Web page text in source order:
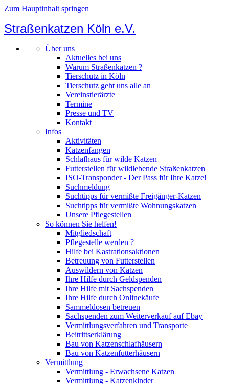
Zum Hauptinhalt springen
Straßenkatzen Köln e.V.
Über uns
Aktuelles bei uns
Warum Straßenkatzen ?
Tierschutz in Köln
Tierschutz geht uns alle an
Vereinstierärzte
Termine
Presse und TV
Kontakt
Infos
Aktivitäten
Katzenfangen
Schlafhaus für wilde Katzen
Futterstellen für wildlebende Straßenkatzen
ISO-Transponder - Der Pass für Ihre Katze!
Suchmeldung
Suchtipps für vermißte Freigänger-Katzen
Suchtipps für vermißte Wohnungskatzen
Unsere Pflegestellen
So können Sie helfen!
Mitgliedschaft
Pflegestelle werden ?
Hilfe bei Kastrationsaktionen
Betreuung von Futterstellen
Auswildern von Katzen
Ihre Hilfe durch Geldspenden
Ihre Hilfe mit Sachspenden
Ihre Hilfe durch Onlinekäufe
Sammeldosen betreuen
Sachspenden zum Weiterverkauf auf Ebay
Vermittlungsverfahren und Transporte
Beitrittserklärung
Bau von Katzenschlafhäusern
Bau von Katzenfutterhäusern
Vermittlung
Vermittlung - Erwachsene Katzen
Vermittlung - Katzenkinder